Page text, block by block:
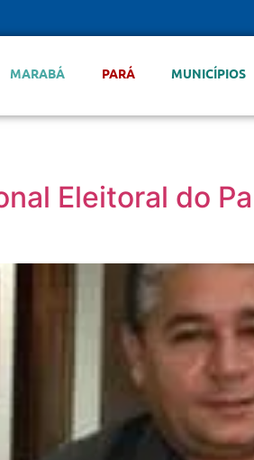
MARABÁ PARÁ MUNICÍPIOS
Eleitoral do